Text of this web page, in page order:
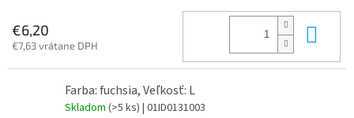
€6,20
€7,63 vrátane DPH
Farba: fuchsia, Veľkosť: L
Skladom (>5 ks) | 01ID0131003